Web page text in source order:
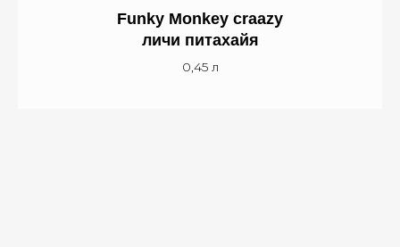
Funky Monkey craazy
личи питахайя
0,45 л